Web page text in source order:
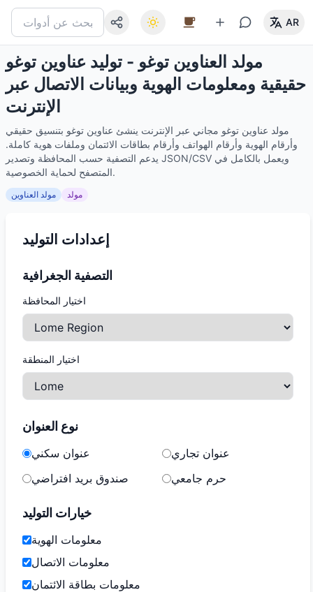
AR
مولد العناوين توغو - توليد عناوين توغو
حقيقية ومعلومات الهوية وبيانات الاتصال عبر
الإنترنت
مولد عناوين توغو مجاني عبر الإنترنت ينشئ عناوين توغو بتنسيق حقيقي
وأرقام الهوية وأرقام الهواتف وأرقام بطاقات الائتمان وملفات هوية كاملة.
يدعم التصفية حسب المحافظة وتصدير JSON/CSV ويعمل بالكامل في
المتصفح لحماية الخصوصية.
مولد العناوين مولد
إعدادات التوليد
التصفية الجغرافية
اختيار المحافظة
اختيار المنطقة
نوع العنوان
عنوان سكني
عنوان تجاري
صندوق بريد افتراضي
حرم جامعي
خيارات التوليد
معلومات الهوية
معلومات الاتصال
معلومات بطاقة الائتمان